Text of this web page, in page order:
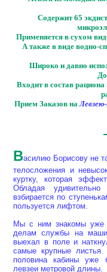
Содержит 65
Применяется в сухом
А также в виде водно-
Широко и давно
Входит в состав
Прием Заказов на
Василию Борисову не
телосложения и
куртку, которая
Обладая
взбирается по
пользуется лифтом.
Мы с ним знакомы уже
делам службы на
выехал в поле и
самые крупные
половина кабины уже
левзеи метровой длины.